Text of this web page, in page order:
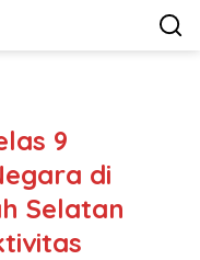
9
di
Selatan